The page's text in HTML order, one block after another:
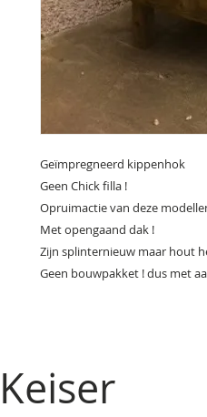
Geïmpregneerd kippenhok
Geen Chick filla !
Opruimactie van deze
Met opengaand dak !
Zijn splinternieuw maar hout
Geen bouwpakket ! dus met
Keiser